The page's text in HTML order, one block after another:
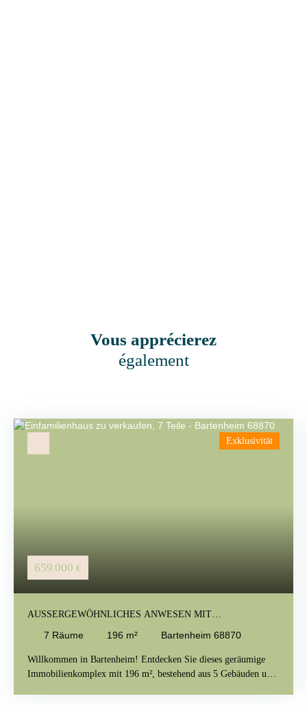
Vous apprécierez
également
659 000 €
Exklusivität
AUSSERGEWÖHNLICHES ANWESEN MIT N
7 Räume 196 m² Bartenheim 68870
Willkommen in Bartenheim! Entdecken Sie dieses geräumige
Immobilienkomplex mit 196 m², bestehend aus 5 Gebäuden und